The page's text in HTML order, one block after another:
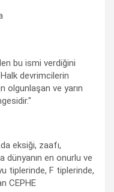
bu ismi verdiğini
devrimcilerin
olgunlaşan ve yarın
eksiği, zaafı,
dünyanın en onurlu ve
tiplerinde, F tiplerinde,
CEPHE